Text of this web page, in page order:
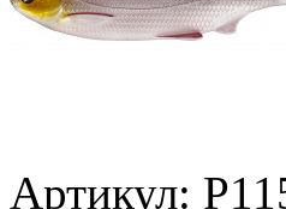
Артикул: